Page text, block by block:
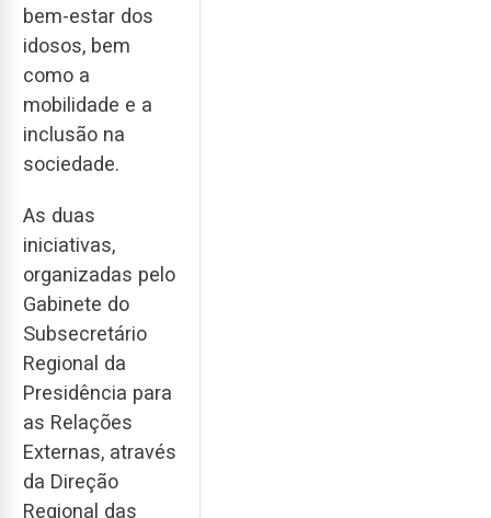
bem-estar dos
idosos, bem
como a
mobilidade e a
inclusão na
sociedade.
As duas
iniciativas,
organizadas pelo
Gabinete do
Subsecretário
Regional da
Presidência para
as Relações
Externas, através
da Direção
Regional das